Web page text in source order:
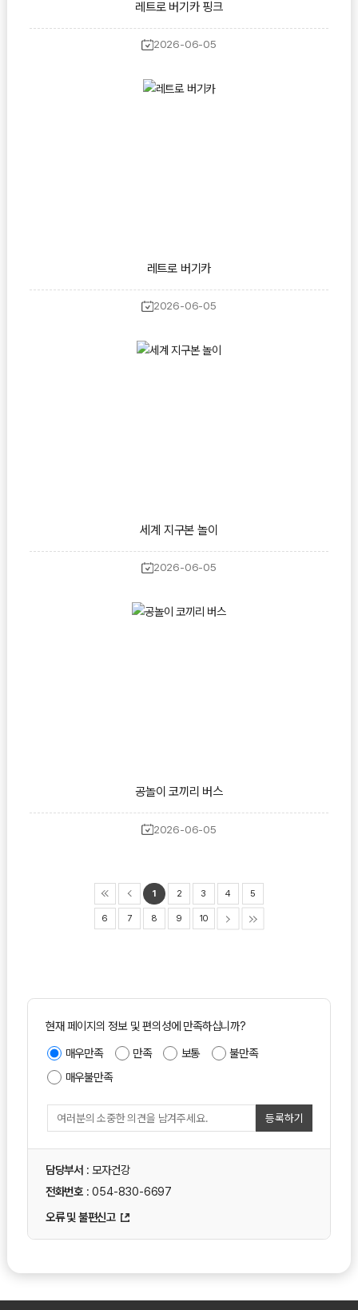
레트로 버기카 핑크
2026-06-05
레트로 버기카
2026-06-05
세계 지구본 놀이
2026-06-05
공놀이 코끼리 버스
2026-06-05
1 2 3 4 5
6 7 8 9 10
현재 페이지의 정보 및 편의성에 만족하십니까?
매우만족 만족 보통
불만족
매우불만족
등록하기
담당부서: 모자건강
전화번호: 054-830-6697
오류 및 불편신고